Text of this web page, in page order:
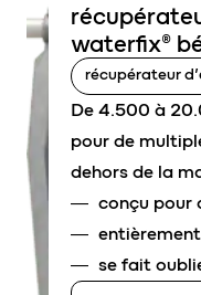
waterfix®
récupérateur
De 4.500 à
pour de
dehors de la
conçu pour
se fait